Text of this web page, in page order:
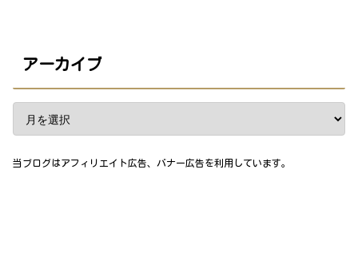
アーカイブ
当ブログはアフィリエイト広告、バナー広告を利用しています。